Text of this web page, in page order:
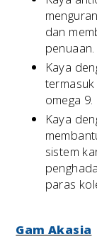
dan
penuaan.
Kaya
omega 9.
Kaya
sistem
paras
Gam Akasia